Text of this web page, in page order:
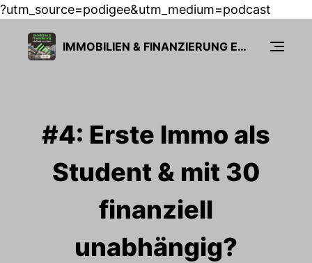
?utm_source=podigee&utm_medium=podcast
IMMOBILIEN & FINANZIERUNG EINFACH MACHEN
#4: Erste Immo als
Student & mit 30
finanziell
unabhängig?